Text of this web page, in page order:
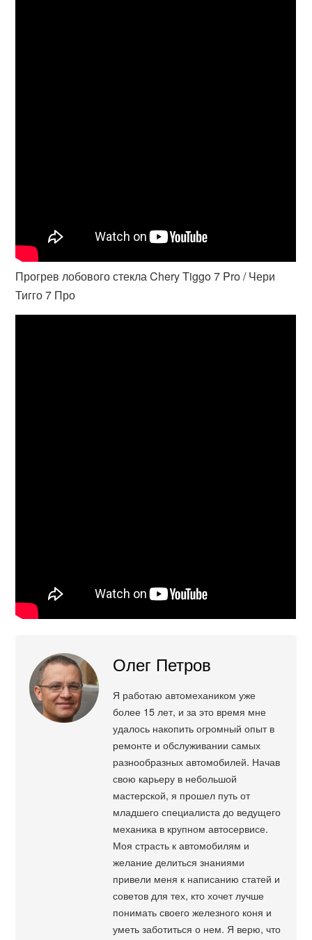
Прогрев лобового стекла Chery Tiggo 7 Pro / Чери
Тигго 7 Про
Олег Петров
Я работаю автомехаником уже
более 15 лет, и за это время мне
удалось накопить огромный опыт в
ремонте и обслуживании самых
разнообразных автомобилей. Начав
свою карьеру в небольшой
мастерской, я прошел путь от
младшего специалиста до ведущего
механика в крупном автосервисе.
Моя страсть к автомобилям и
желание делиться знаниями
привели меня к написанию статей и
советов для тех, кто хочет лучше
понимать своего железного коня и
уметь заботиться о нем. Я верю, что